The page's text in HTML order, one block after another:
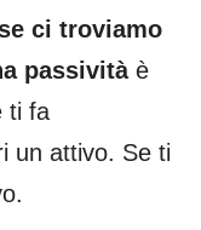
ci troviamo
passivitàè
ti fa
un attivo. Se ti